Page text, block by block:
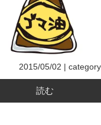
2015/05/02 |
読む